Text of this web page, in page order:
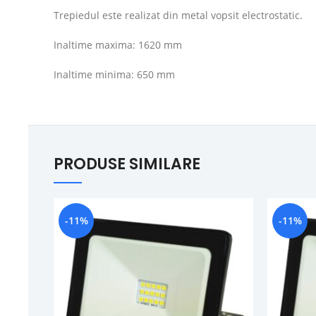
Trepiedul este realizat din metal vopsit electrostatic.
Inaltime maxima: 1620 mm
Inaltime minima: 650 mm
PRODUSE SIMILARE
-11% -11%